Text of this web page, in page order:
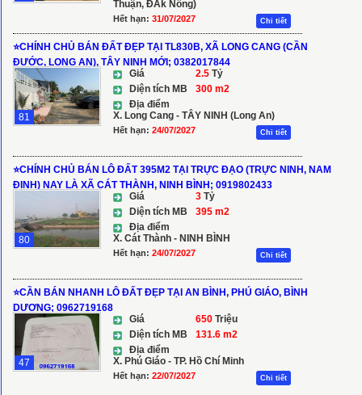
Thuận, ĐẮk Nông)
Hết hạn: 31/07/2027 Chi tiết
⭐️CHÍNH CHỦ BÁN ĐẤT ĐẸP TẠI TL830B, XÃ LONG CANG (CẦN
ĐƯỚC, LONG AN), TÂY NINH MỚI; 0382017844
81
Giá 2.5 Tỷ
Diện tích MB
300 m2
Địa điểm
X. Long Cang - TÂY NINH (Long An)
Hết hạn: 24/07/2027 Chi tiết
⭐️CHÍNH CHỦ BÁN LÔ ĐẤT 395M2 TẠI TRỰC ĐẠO (TRỰC NINH, NAM
ĐỊNH) NAY LÀ XÃ CÁT THÀNH, NINH BÌNH; 0919802433
80
Giá 3 Tỷ
Diện tích MB
395 m2
Địa điểm
X. Cát Thành - NINH BÌNH
Hết hạn: 24/07/2027 Chi tiết
⭐️CẦN BÁN NHANH LÔ ĐẤT ĐẸP TẠI AN BÌNH, PHÚ GIÁO, BÌNH
DƯƠNG; 0962719168
47
Giá 650 Triệu
Diện tích MB
131.6 m2
Địa điểm
X. Phú Giáo - TP. Hồ Chí Minh
Hết hạn: 22/07/2027 Chi tiết